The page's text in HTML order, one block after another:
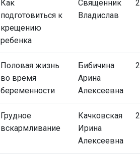
Как
подготовиться к
крещению
ребенка
Священник
Владислав
Половая жизнь
во время
беременности
Бибичина
Арина
Алексеевна
Грудное
вскармливание
Качковская
Ирина
Алексеевна